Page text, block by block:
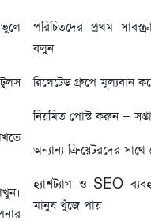
পরিচিতদের প্রথম
বলুন
রিলেটেড গ্রুপে মূল্যবান
নিয়মিত পোস্ট করুন —
অন্যান্য ক্রিয়েটরদের
হ্যাশট্যাগ ও SEO
মানুষ খুঁজে পায়